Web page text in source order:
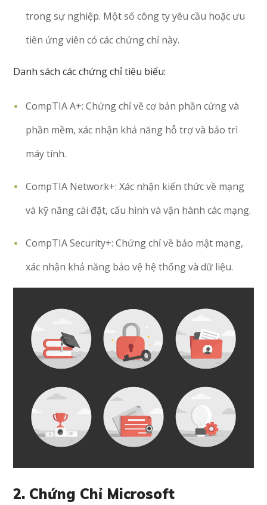
trong sự nghiệp. Một số công ty yêu cầu hoặc ưu
tiên ứng viên có các chứng chỉ này.
Danh sách các chứng chỉ tiêu biểu:
CompTIA A+: Chứng chỉ về cơ bản phần cứng và
phần mềm, xác nhận khả năng hỗ trợ và bảo trì
máy tính.
CompTIA Network+: Xác nhận kiến thức về mạng
và kỹ năng cài đặt, cấu hình và vận hành các mạng.
CompTIA Security+: Chứng chỉ về bảo mật mạng,
xác nhận khả năng bảo vệ hệ thống và dữ liệu.
2. Chứng Chỉ Microsoft